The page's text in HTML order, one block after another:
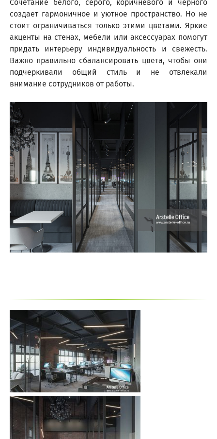
Сочетание белого, серого, коричневого и черного
создает гармоничное и уютное пространство. Но не
стоит ограничиваться только этими цветами. Яркие
акценты на стенах, мебели или аксессуарах помогут
придать интерьеру индивидуальность и свежесть.
Важно правильно сбалансировать цвета, чтобы они
подчеркивали общий стиль и не отвлекали
внимание сотрудников от работы.